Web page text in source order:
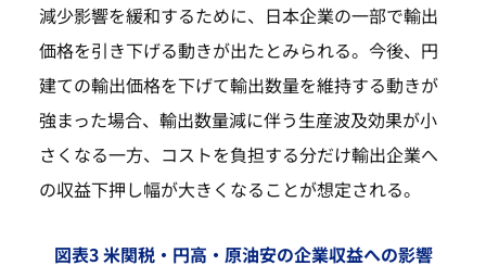
減少影響を緩和するために、日本企業の一部で輸出
価格を引き下げる動きが出たとみられる。今後、円
建ての輸出価格を下げて輸出数量を維持する動きが
強まった場合、輸出数量減に伴う生産波及効果が小
さくなる一方、コストを負担する分だけ輸出企業へ
の収益下押し幅が大きくなることが想定される。
図表3 米関税・円高・原油安の企業収益への影響